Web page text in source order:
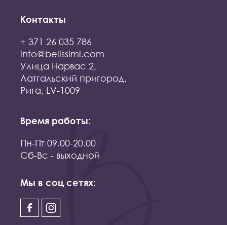
Контакты
+ 371 26 035 786
info@belissimi.com
Улица Нарвас 2,
Латгальский пригород,
Рига, LV-1009
Время работы:
Пн-Пт 09.00-20.00
Сб-Вс - выходной
Мы в соц сетях: